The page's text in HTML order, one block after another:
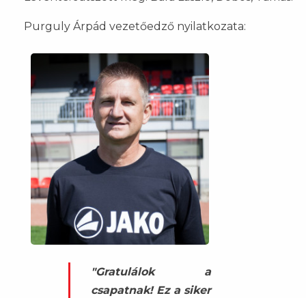
Purguly Árpád vezetőedző nyilatkozata:
"Gratulálok a
csapatnak! Ez a siker